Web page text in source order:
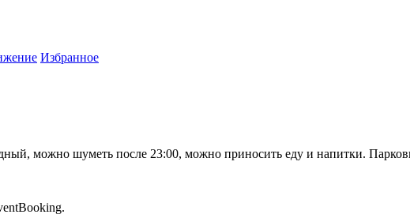
Избранное
можно шуметь после 23:00, можно приносить еду и напитки.